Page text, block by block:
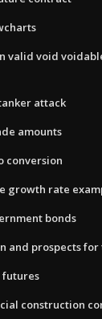
valid void
attack
amounts
conversion
growth rate
bonds
and prospects
futures
construction